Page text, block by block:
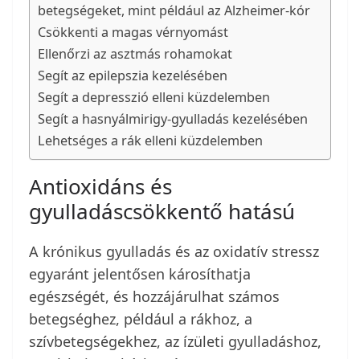
betegségeket, mint például az Alzheimer-kór
Csökkenti a magas vérnyomást
Ellenőrzi az asztmás rohamokat
Segít az epilepszia kezelésében
Segít a depresszió elleni küzdelemben
Segít a hasnyálmirigy-gyulladás kezelésében
Lehetséges a rák elleni küzdelemben
Antioxidáns és
gyulladáscsökkentő hatású
A krónikus gyulladás és az oxidatív stressz
egyaránt jelentősen károsíthatja
egészségét, és hozzájárulhat számos
betegséghez, például a rákhoz, a
szívbetegségekhez, az ízületi gyulladáshoz,